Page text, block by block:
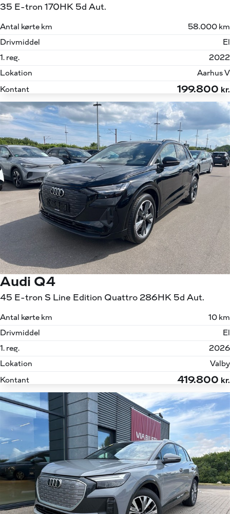
35 E-tron 170HK 5d Aut.
Antal kørte km
58.000 km
Drivmiddel
El
1. reg.
2022
Lokation
Aarhus V
Kontant
199.800 kr.
Audi Q4
45 E-tron S Line Edition Quattro 286HK 5d Aut.
Antal kørte km
10 km
Drivmiddel
El
1. reg.
2026
Lokation
Valby
Kontant
419.800 kr.